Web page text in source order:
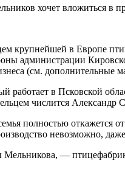
хочет вложиться в
крупнейшей в Европе
администрации
(см. дополнительные
работает в Псковской
числится Александр
полностью
невозможно,
—